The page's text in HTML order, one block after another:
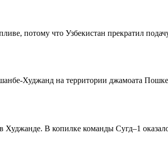
потому что Узбекистан прекратил
Худжанд на территории джамоата
В копилке команды Сугд–1